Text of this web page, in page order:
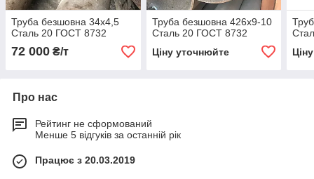
Труба безшовна 34х4,5
Сталь 20 ГОСТ 8732
72 000 ₴/т
Труба безшовна 426х9-10
Сталь 20 ГОСТ 8732
Ціну уточнюйте
Про нас
Рейтинг не сформований
Менше 5 відгуків за останній рік
Працює з 20.03.2019